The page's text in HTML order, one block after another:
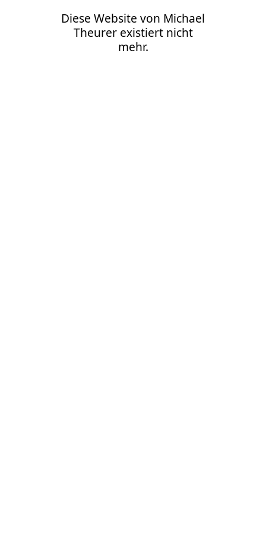
Diese Website von Michael
Theurer existiert nicht
mehr.